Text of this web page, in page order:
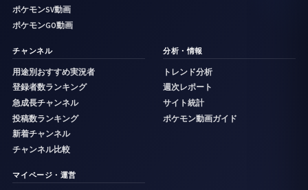
ポケモンSV動画
ポケモンGO動画
チャンネル
用途別おすすめ実況者
登録者数ランキング
急成長チャンネル
投稿数ランキング
新着チャンネル
チャンネル比較
分析・情報
トレンド分析
週次レポート
サイト統計
ポケモン動画ガイド
マイページ・運営